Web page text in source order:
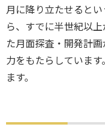
月に降り立たせると
ら、すでに半世紀以
た月面探査・開発計
力をもたらしていま
ます。